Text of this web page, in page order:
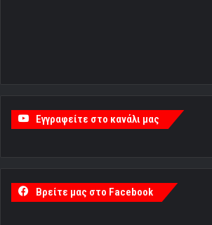
Εγγραφείτε στο κανάλι μας
Βρείτε μας στο Facebook